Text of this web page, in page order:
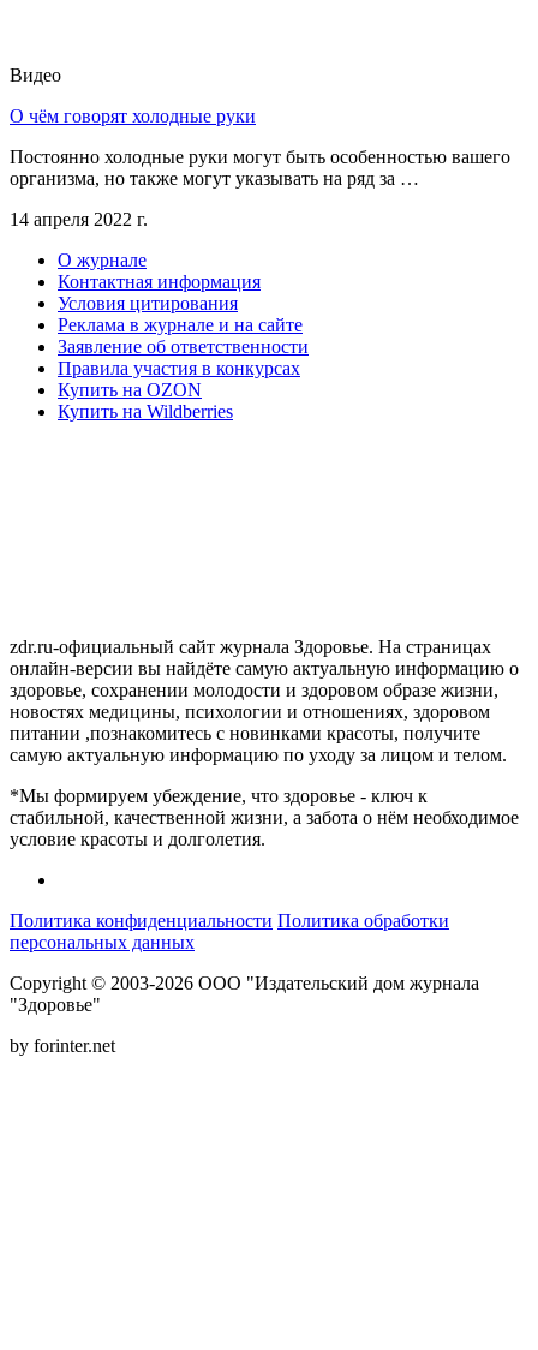
Видео
О чём говорят холодные руки
Постоянно холодные руки могут быть особенностью вашего
организма, но также могут указывать на ряд за …
14 апреля 2022 г.
О журнале
Контактная информация
Условия цитирования
Реклама в журнале и на сайте
Заявление об ответственности
Правила участия в конкурсах
Купить на OZON
Купить на Wildberries
zdr.ru-официальный сайт журнала Здоровье. На страницах
онлайн-версии вы найдёте самую актуальную информацию о
здоровье, сохранении молодости и здоровом образе жизни,
новостях медицины, психологии и отношениях, здоровом
питании ,познакомитесь с новинками красоты, получите
самую актуальную информацию по уходу за лицом и телом.
*Мы формируем убеждение, что здоровье - ключ к
стабильной, качественной жизни, а забота о нём необходимое
условие красоты и долголетия.
Политика конфиденциальности Политика обработки
персональных данных
Copyright © 2003-2026 ООО "Издательский дом журнала
"Здоровье"
by forinter.net